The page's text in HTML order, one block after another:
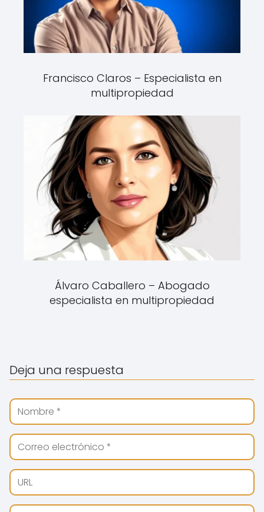
Francisco Claros – Especialista en
multipropiedad
Álvaro Caballero – Abogado
especialista en multipropiedad
Deja una respuesta